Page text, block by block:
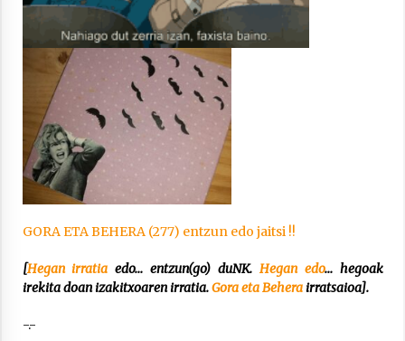
Arrosaren laburpen bideoa Hamaika
Telebistaren eskutik
2021/06/30
GORA ETA BEHERA (277) entzun edo jaitsi !!
[Hegan irratia edo… entzun(go) duNK. Hegan edo… hegoak
irekita doan izakitxoaren irratia.Goraeta Beherairratsaioa].
-.-